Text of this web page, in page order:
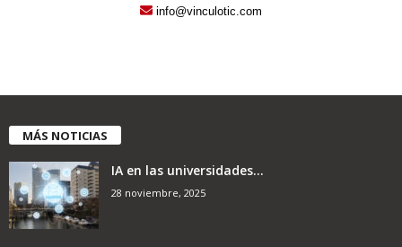
info@vinculotic.com
MÁS NOTICIAS
IA en las universidades...
28 noviembre, 2025